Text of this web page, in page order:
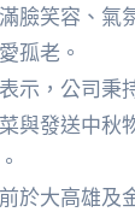
臉笑容、氣
孤老。
，公司秉持
與發送中秋
大高雄及金